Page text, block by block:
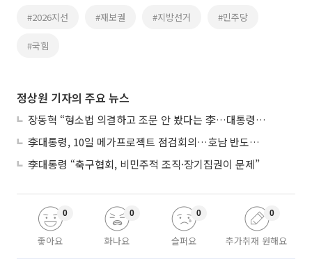
#2026지선 #재보궐 #지방선거 #민주당
#국힘
정상원 기자의 주요 뉴스
장동혁 “형소법 의결하고 조문 안 봤다는 李…대통령 맞나”
李대통령, 10일 메가프로젝트 점검회의…호남 반도체 속도전
李대통령 “축구협회, 비민주적 조직·장기집권이 문제”
좋아요
0
화나요
0
슬퍼요
0
추가취재 원해요
0